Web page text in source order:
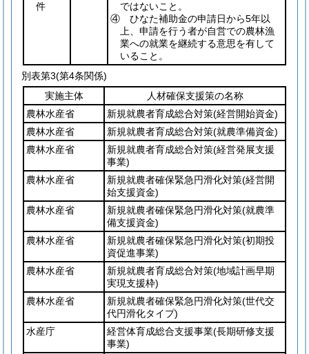
件
ではないこと。
④ ひなた補助金の申請日から5年以
上、申請を行う者が自営での農林漁
業への就業を継続する意思を有して
いること。
別表第3(第4条関係)
実施主体
人材確保支援策の名称
農林水産省
新規就農者育成総合対策(経営開始資金)
農林水産省
新規就農者育成総合対策(就農準備資金)
農林水産省
新規就農者育成総合対策(経営発展支援
事業)
農林水産省
新規就農者確保緊急円滑化対策(経営開
始支援資金)
農林水産省
新規就農者確保緊急円滑化対策(就農準
備支援資金)
農林水産省
新規就農者確保緊急円滑化対策(初期投
資促進事業)
農林水産省
新規就農者育成総合対策(地域計画早期
実現支援枠)
農林水産省
新規就農者確保緊急円滑化対策(世代交
代円滑化タイプ)
水産庁
経営体育成総合支援事業(長期研修支援
事業)